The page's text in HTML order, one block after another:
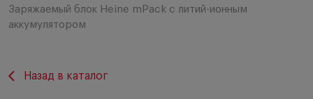
Заряжаемый блок Heine mPack с литий-ионным
аккумулятором
Назад в каталог